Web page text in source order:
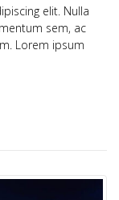
elit. Nulla
sem, ac
Lorem ipsum